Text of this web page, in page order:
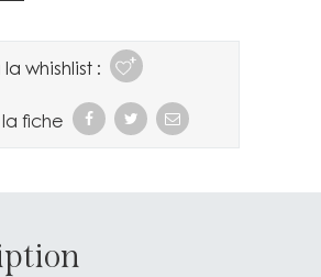
whishlist :
fiche